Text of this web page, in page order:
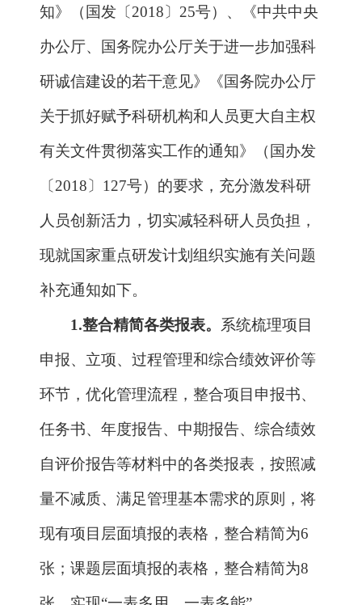
有关文件贯彻落实工作的通知》（国办发
〔2018〕 127号）的要求，充分激发科研
人员创新活力，切实减轻科研人员负担，
现就国家重点研发计划组织实施有关问题
补充通知如下。
环节，优化管理流程，整合项目申报书、
任务书、年度报告、中期报告、综合绩效
自评价报告等材料中的各类报表，按照减
量不减质、满足管理基本需求的原则，将
张，实现“一表多用、一表多能”。
2. 减少信息填报和材料报送。 从项目
申报到综合绩效评价各环节，全面推行信
息化方式，通过国家科技管理信息系统填
报材料。杜绝科研单位基本信息、科研人